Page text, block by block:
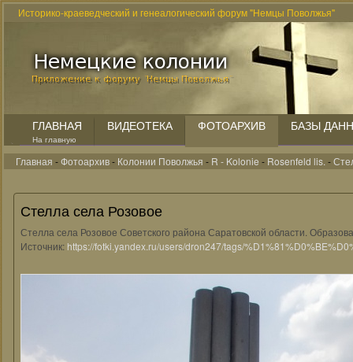
Историко-краеведческий и генеалогический форум "Немцы Поволжья"
ГЛАВНАЯ
На главную
ВИДЕОТЕКА ФОТОАРХИВ БАЗЫ
Главная -Фотоархив- Колонии Поволжья - R - Kolonie - Rosenfeld lis. -
Стелла села Розовое
Стелла села Розовое Советского района Саратовской области.
Источник: https://fotki.yandex.ru/users/dron247/tags/